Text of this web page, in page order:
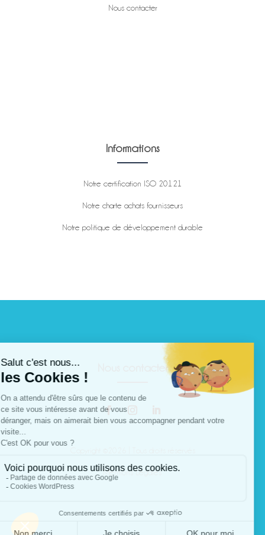
Nous contacter
Informations
Notre certification ISO 20121
Notre charte achats fournisseurs
Notre politique de développement durable
Nous contacter
Mentions Légales